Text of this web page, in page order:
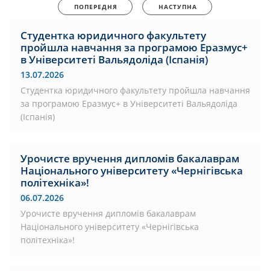
ПОПЕРЕДНЯ НАСТУПНА
Студентка юридичного факультету
пройшла навчання за програмою Еразмус+
в Університеті Вальядоліда (Іспанія)
13.07.2026
Студентка юридичного факультету пройшла навчання
за програмою Еразмус+ в Університеті Вальядоліда
(Іспанія)
Урочисте вручення дипломів бакалаврам
Національного університету «Чернігівська
політехніка»!
06.07.2026
Урочисте вручення дипломів бакалаврам
Національного університету «Чернігівська
політехніка»!